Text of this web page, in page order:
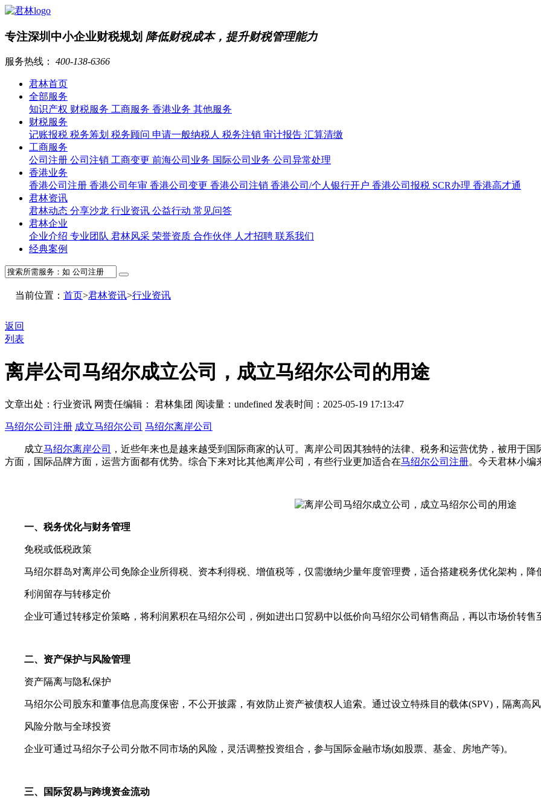
专注深圳中小企业财税规划 降低财税成本，提升财税管理能力
服务热线： 400-138-6366
君林首页
全部服务
知识产权 财税服务 工商服务 香港业务 其他服务
财税服务
记账报税 税务筹划 税务顾问 申请一般纳税人 税务注销 审计报告 汇算清缴
工商服务
公司注册 公司注销 工商变更 前海公司业务 国际公司业务 公司异常处理
香港业务
香港公司注册 香港公司年审 香港公司变更 香港公司注销 香港公司/个人银行开户 香港公司报税 SCR办理 香港高才通
君林资讯
君林动态 分享沙龙 行业资讯 公益行动 常见问答
君林企业
企业介绍 专业团队 君林风采 荣誉资质 合作伙伴 人才招聘 联系我们
经典案例
当前位置： 首页>君林资讯>行业资讯
返回
列表
离岸公司马绍尔成立公司，成立马绍尔公司的用途
文章出处：行业资讯 网责任编辑： 君林集团 阅读量： undefined 发表时间：2025-05-19 17:13:47
马绍尔公司注册 成立马绍尔公司 马绍尔离岸公司
成立马绍尔离岸公司 ，近些年来也是越来越受到国际商家的认可。离岸公司因其独特的法律、税务和运营优势，被用于国
方面，国际品牌方面，运营方面都有优势。综合下来对比其他离岸公司，有些行业更加适合在马绍尔公司注册。今天君林小编
一、税务优化与财务管理
免税或低税政策
马绍尔群岛对离岸公司免除企业所得税、资本利得税、增值税等，仅需缴纳少量年度管理费，适合搭建税务优化架构，降
利润留存与转移定价
企业可通过转移定价策略，将利润累积在马绍尔公司，例如进出口贸易中以低价向马绍尔公司销售商品，再以市场价转售
二、资产保护与风险管理
资产隔离与隐私保护
马绍尔公司股东和董事信息高度保密，不公开披露，有效防止资产被债权人追索。通过设立特殊目的载体(SPV)，隔离高风
风险分散与全球投资
企业可通过马绍尔子公司分散不同市场的风险，灵活调整投资组合，参与国际金融市场(如股票、基金、房地产等)。
三、国际贸易与跨境资金流动